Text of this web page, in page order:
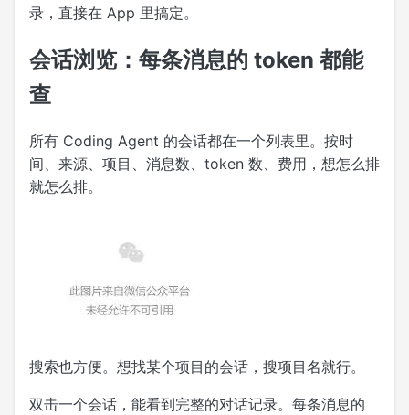
录，直接在 App 里搞定。
会话浏览：每条消息的 token 都能
查
所有 Coding Agent 的会话都在一个列表里。按时
间、来源、项目、消息数、token 数、费用，想怎么排
就怎么排。
搜索也方便。想找某个项目的会话，搜项目名就行。
双击一个会话，能看到完整的对话记录。每条消息的